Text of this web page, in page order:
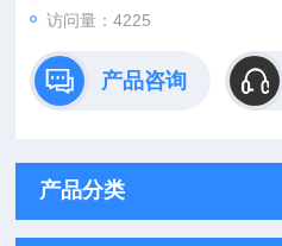
访问量：4225
产品咨询
产品分类